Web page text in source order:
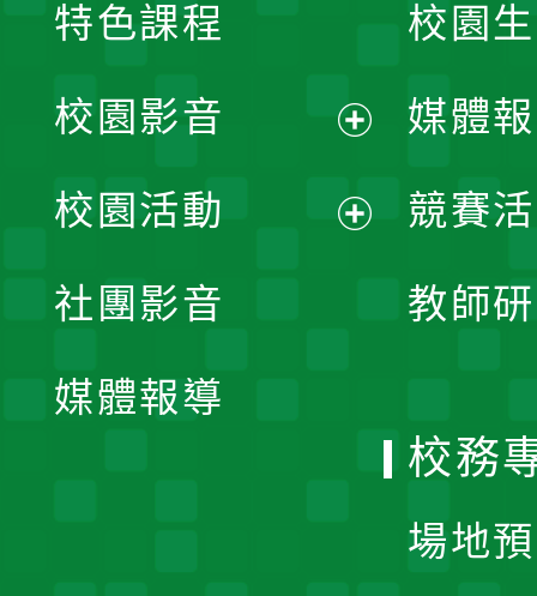
校園
媒體
競賽
教師
特色課程
校園影音
開
校園活動
社團影音
媒體報導
校務
場地